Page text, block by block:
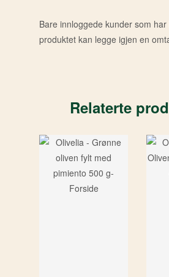
Bare innloggede kunder som
produktet kan legge igjen en
Relaterte